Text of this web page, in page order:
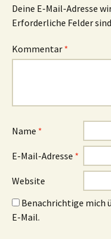
Deine E-Mail-Adresse
Erforderliche Felder
Kommentar *
Name *
E-Mail-Adresse *
Website
Benachrichtige mich
E-Mail.